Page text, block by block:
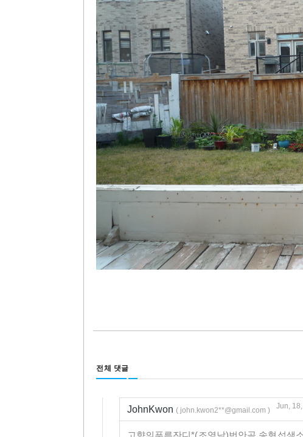
전체 댓글
JohnKwon ( john.kwon2**@gmail.com ) Jun,
고향의푸른잔디*(조영남)번안곡.송형섭색